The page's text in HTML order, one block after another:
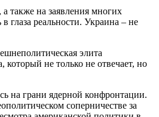
также на заявления многих
глаза реальности. Украина – не
элита
не только не отвечает, но
на грани ядерной конфронтации.
соперничестве за